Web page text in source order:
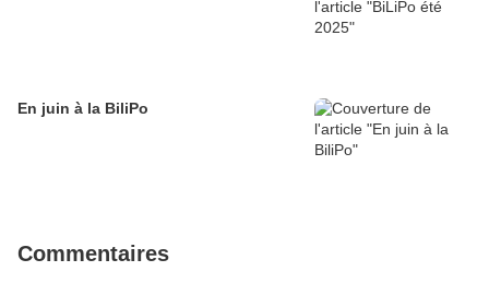
En juin à la BiliPo
Commentaires